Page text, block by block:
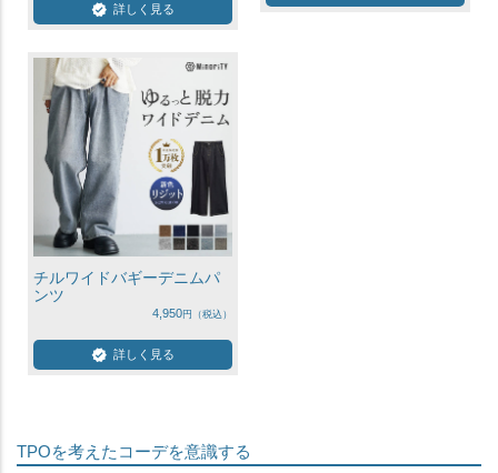
詳しく見る
チルワイドバギーデニムパ
ンツ
4,950
詳しく見る
TPOを考えたコーデを意識する